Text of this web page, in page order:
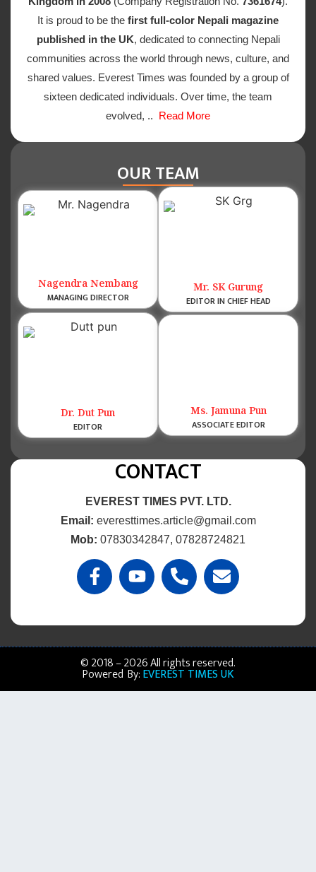
It is proud to be the first full-color Nepali magazine
published in the UK, dedicated to connecting Nepali
communities across the world through news, culture, and
shared values. Everest Times was founded by a group of
sixteen dedicated individuals. Over time, the team
evolved, .. Read More
OUR TEAM
Nagendra Nembang
MANAGING DIRECTOR
Mr. SK Gurung
EDITOR IN CHIEF HEAD
Dr. Dut Pun
EDITOR
Ms. Jamuna Pun
ASSOCIATE EDITOR
CONTACT
EVEREST TIMES PVT. LTD.
Email: everesttimes.article@gmail.com
Mob: 07830342847, 07828724821
© 2018 – 2026 All rights reserved.
Powered By:EVEREST TIMES UK